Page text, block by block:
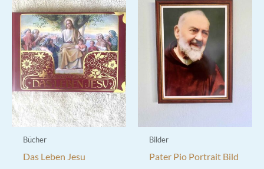
auf.
Die
Optionen
können
auf
der
Produktseite
werden
Bücher
Das Leben Jesu
Bilder
Pater Pio Portrait Bild